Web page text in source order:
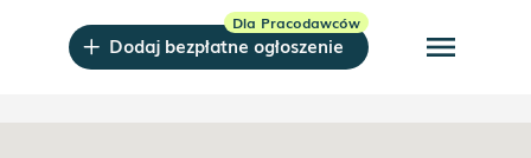
Dodaj bezpłatne ogłoszenie menu